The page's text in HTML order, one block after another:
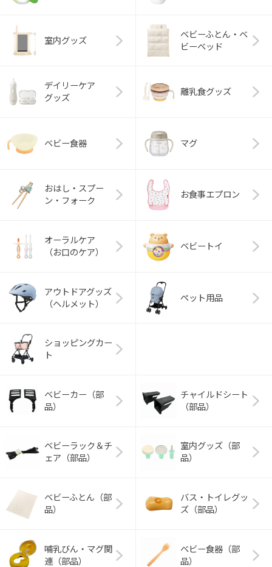
室内グッズ
ベビーふとん・ベ
ビーベッド
デイリーケア
グッズ
離乳食グッズ
ベビー食器 マグ
おはし・スプー
ン・フォーク
お食事エプロン
オーラルケア
（お口のケア）
ベビートイ
アウトドアグッズ
（ヘルメット）
ペット用品
ショッピングカー
ト
ベビーカー（部
品）
チャイルドシート
（部品）
ベビーラック＆チ
ェア（部品）
室内グッズ（部
品）
ベビーふとん（部
品）
バス・トイレグッ
ズ（部品）
哺乳びん・マグ関
連（部品）
ベビー食器（部
品）